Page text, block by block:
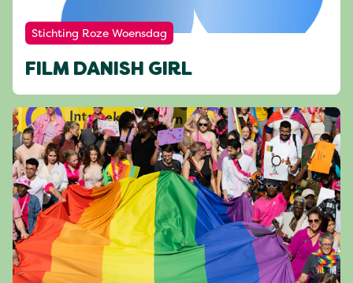
Stichting Roze Woensdag
FILM DANISH GIRL